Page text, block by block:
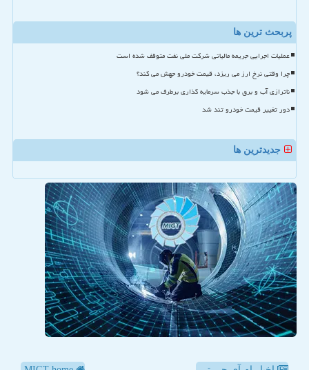
پربحث ترین ها
عملیات اجرایی جریمه مالیاتی شرکت ملی نفت متوقف شده است
چرا وقتی نرخ ارز می ریزد، قیمت خودرو جهش می کند؟
ناترازی آب و برق با جذب سرمایه گذاری برطرف می شود
دور تغییر قیمت خودرو تند شد
جدیدترین ها